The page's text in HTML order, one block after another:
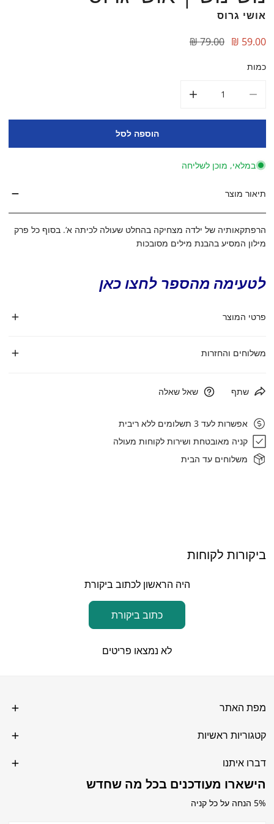
אושי גרוס
הנחה
59.00 ₪
מחיר 79.00 ₪
כמות
הוספה לסל
במלאי, מוכן לשליחה
תיאור מוצר
הרפתקאותיה של ילדה מצחיקה בהחלט שעולה לכיתה א‘. בסוף כל פרק
מילון המסיע בהבנת מילים מסובכות
לטעימה מהספר לחצו כאן
פרטי המוצר
מידות 21*13 ס"מ
78 עמ'
משלוחים והחזרות
משלוח נקודת איסוף (עד 3 ק"ג):20 ₪
איסוף עצמי: רחוב הגביש 1, אבן ספיר
זמן אספקה: עד 7 ימי עסקים
שתף שאל שאלה
אפשרות לעד 3 תשלומים ללא ריבית
קניה מאובטחת ושירות לקוחות מעולה
משלוחים עד הבית
ביקורות לקוחות
היה הראשון לכתוב ביקורת
כתוב ביקורת
לא נמצאו פריטים
מפת האתר
קטגוריות ראשיות
דברו איתנו
הישארו מעודכנים בכל מה שחדש
5% הנחה על כל קניה